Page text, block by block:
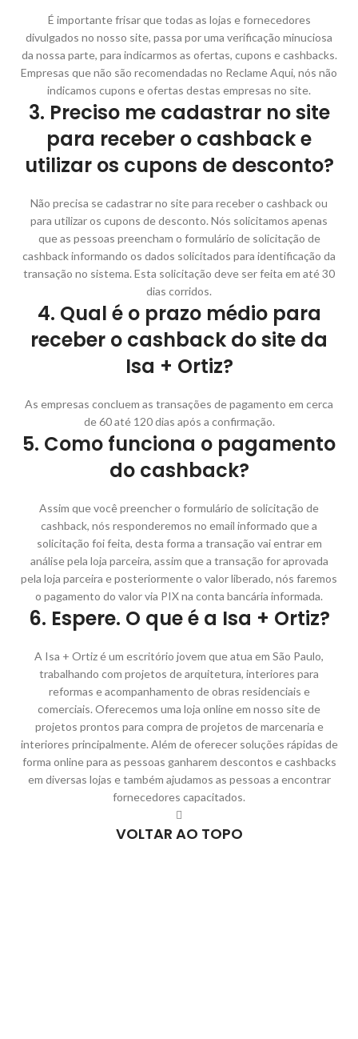
É importante frisar que todas as lojas e fornecedores
divulgados no nosso site, passa por uma verificação minuciosa
da nossa parte, para indicarmos as ofertas, cupons e cashbacks.
Empresas que não são recomendadas no Reclame Aqui, nós não
indicamos cupons e ofertas destas empresas no site.
3. Preciso me cadastrar no site
para receber o cashback e
utilizar os cupons de desconto?
Não precisa se cadastrar no site para receber o cashback ou
para utilizar os cupons de desconto. Nós solicitamos apenas
que as pessoas preencham o formulário de solicitação de
cashback informando os dados solicitados para identificação da
transação no sistema. Esta solicitação deve ser feita em até 30
dias corridos.
4. Qual é o prazo médio para
receber o cashback do site da
Isa + Ortiz?
As empresas concluem as transações de pagamento em cerca
de 60 até 120 dias após a confirmação.
5. Como funciona o pagamento
do cashback?
Assim que você preencher o formulário de solicitação de
cashback, nós responderemos no email informado que a
solicitação foi feita, desta forma a transação vai entrar em
análise pela loja parceira, assim que a transação for aprovada
pela loja parceira e posteriormente o valor liberado, nós faremos
o pagamento do valor via PIX na conta bancária informada.
6. Espere. O que é a Isa + Ortiz?
A Isa + Ortiz é um escritório jovem que atua em São Paulo,
trabalhando com projetos de arquitetura, interiores para
reformas e acompanhamento de obras residenciais e
comerciais. Oferecemos uma loja online em nosso site de
projetos prontos para compra de projetos de marcenaria e
interiores principalmente. Além de oferecer soluções rápidas de
forma online para as pessoas ganharem descontos e cashbacks
em diversas lojas e também ajudamos as pessoas a encontrar
fornecedores capacitados.
VOLTAR AO TOPO